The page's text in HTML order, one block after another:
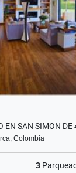
EN SAN SIMON DE
Colombia
3